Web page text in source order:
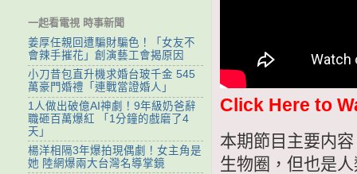
Click Here to
本期節目主要内
生物圈，但也是
一起看電視 時事新聞
姜厚任親回遭騙財騙色！「女友不
會辣手摧花」創演藝工會揭原因
小刀昔包直升機求婚台玻千金 545
萬豪門婚禮「連戰當證婚人」
1人做出破億AI神劇！9年級奶爸辭
職砸百萬爆紅 「1分鐘的戲磨了4
天」
楊洋相隔3年爆拍現偶劇！女主角是
她 陸網爆兩大台灣名導掌鏡